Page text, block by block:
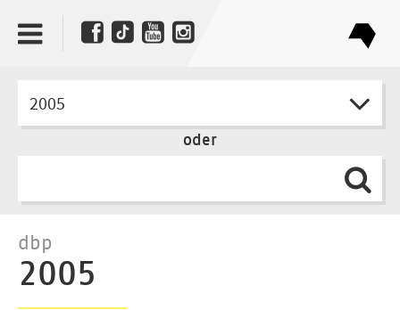
2005
oder
dbp
2005